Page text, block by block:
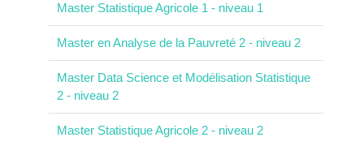
Master Statistique Agricole 1 - niveau 1
Master en Analyse de la Pauvreté 2 - niveau 2
Master Data Science et Modélisation Statistique
2 - niveau 2
Master Statistique Agricole 2 - niveau 2